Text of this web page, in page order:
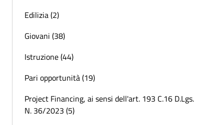
Edilizia (2)
Giovani (38)
Istruzione (44)
Pari opportunità (19)
Project Financing, ai sensi dell'art. 193 C.16 D.Lgs.
N. 36/2023 (5)